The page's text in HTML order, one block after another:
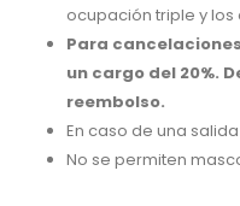
ocupación triple y
Para
un cargo del 20%.
reembolso.
En caso de una
No se permiten